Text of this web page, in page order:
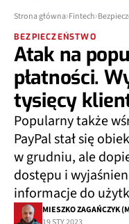
Strona główna Fintech
BEZPIECZEŃSTWO
Atak na
płatności.
tysięcy
Popularny także
PayPal stał się
w grudniu, ale
dostępu i
informacje do
MIESZKO ZAGAŃCZYK
19 STY 2023